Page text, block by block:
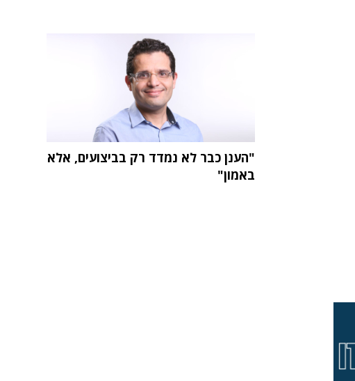
"הענן כבר לא נמדד רק בביצועים, אלא
באמון"